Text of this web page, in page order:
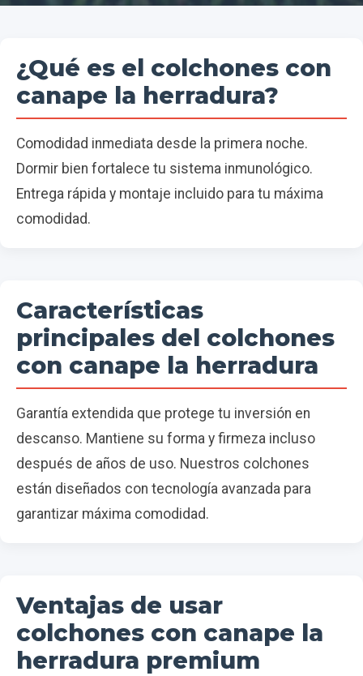
¿Qué es el colchones con
canape la herradura?
Comodidad inmediata desde la primera noche.
Dormir bien fortalece tu sistema inmunológico.
Entrega rápida y montaje incluido para tu máxima
comodidad.
Características
principales del colchones
con canape la herradura
Garantía extendida que protege tu inversión en
descanso. Mantiene su forma y firmeza incluso
después de años de uso. Nuestros colchones
están diseñados con tecnología avanzada para
garantizar máxima comodidad.
Ventajas de usar
colchones con canape la
herradura premium